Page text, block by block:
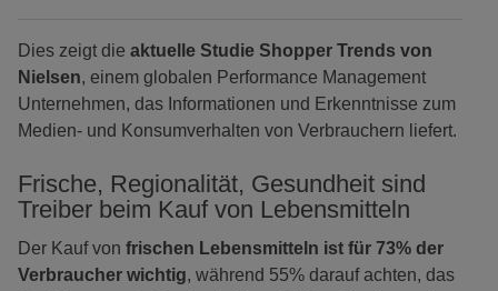
Dies zeigt die aktuelle Studie Shopper Trends von
Nielsen, einem globalen Performance Management
Unternehmen, das Informationen und Erkenntnisse zum
Medien- und Konsumverhalten von Verbrauchern liefert.
Frische, Regionalität, Gesundheit sind
Treiber beim Kauf von Lebensmitteln
Der Kauf von frischen Lebensmitteln ist für 73% der
Verbraucher wichtig, während 55% darauf achten, das